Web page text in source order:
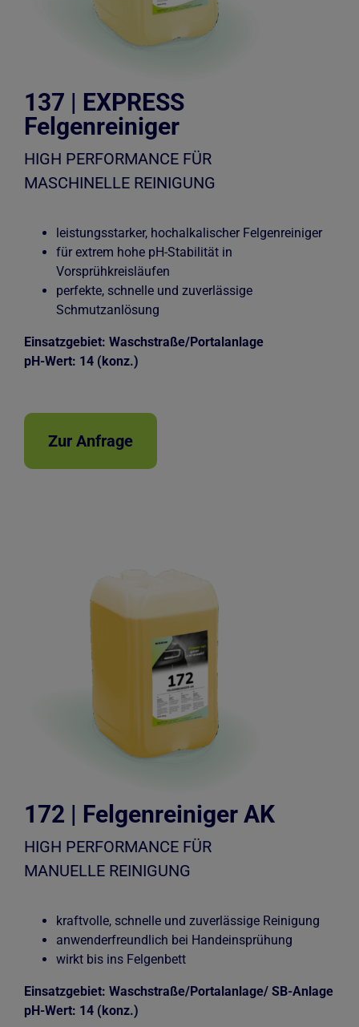
137 | EXPRESS
Felgenreiniger
HIGH PERFORMANCE FÜR
MASCHINELLE REINIGUNG
leistungsstarker, hochalkalischer Felgenreiniger
für extrem hohe pH-Stabilität in
Vorsprühkreisläufen
perfekte, schnelle und zuverlässige
Schmutzanlösung
Einsatzgebiet: Waschstraße/Portalanlage
pH-Wert: 14 (konz.)
Zur Anfrage
172 | Felgenreiniger AK
HIGH PERFORMANCE FÜR
MANUELLE REINIGUNG
kraftvolle, schnelle und zuverlässige Reinigung
anwenderfreundlich bei Handeinsprühung
wirkt bis ins Felgenbett
Einsatzgebiet: Waschstraße/Portalanlage/ SB-Anlage
pH-Wert: 14 (konz.)